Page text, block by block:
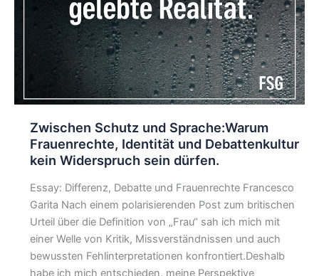
Zwischen Schutz und Sprache:Warum
Frauenrechte, Identität und Debattenkultur
kein Widerspruch sein dürfen.
Essay: Differenz, Debatte und Frauenrechte Francesco
Garita Nach einem polarisierenden Post zum britischen
Urteil über die Definition von „Frau“ sah ich mich mit
einer Welle von Kritik, Missverständnissen und auch
bewussten Fehlinterpretationen konfrontiert.Deshalb
habe ich mich entschieden, meine Perspektive